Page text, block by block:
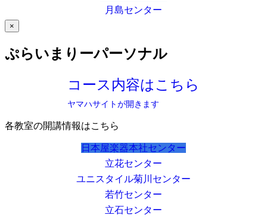
月島センター
×
ぷらいまりーパーソナル
コース内容はこちら
ヤマハサイトが開きます
各教室の開講情報はこちら
日本屋楽器本社センター
立花センター
ユニスタイル菊川センター
若竹センター
立石センター